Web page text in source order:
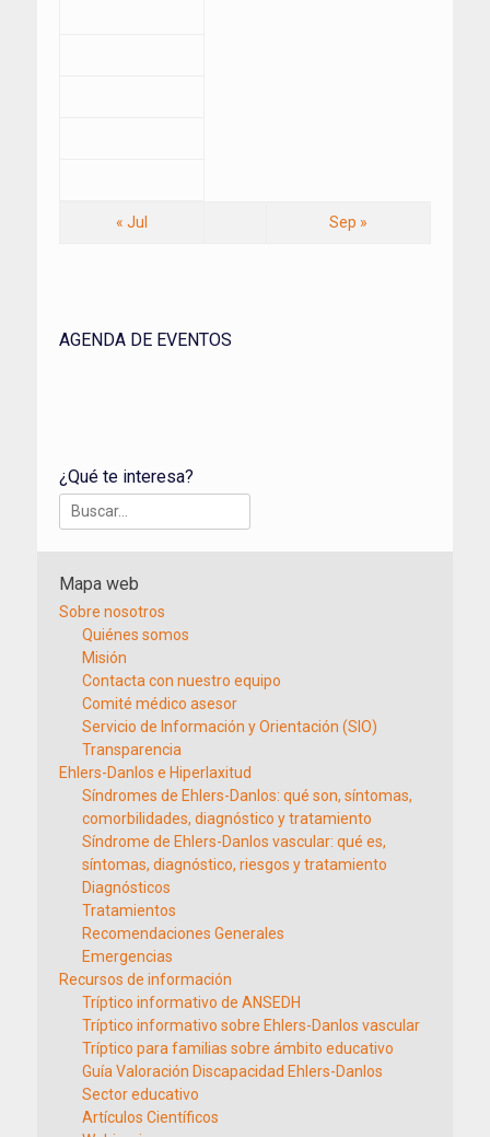
« Jul Sep »
AGENDA DE EVENTOS
¿Qué te interesa?
Buscar:
Mapa web
Sobre nosotros
Quiénes somos
Misión
Contacta con nuestro equipo
Comité médico asesor
Servicio de Información y Orientación (SIO)
Transparencia
Ehlers-Danlos e Hiperlaxitud
Síndromes de Ehlers-Danlos: qué son, síntomas,
comorbilidades, diagnóstico y tratamiento
Síndrome de Ehlers-Danlos vascular: qué es,
síntomas, diagnóstico, riesgos y tratamiento
Diagnósticos
Tratamientos
Recomendaciones Generales
Emergencias
Recursos de información
Tríptico informativo de ANSEDH
Tríptico informativo sobre Ehlers-Danlos vascular
Tríptico para familias sobre ámbito educativo
Guía Valoración Discapacidad Ehlers-Danlos
Sector educativo
Artículos Científicos